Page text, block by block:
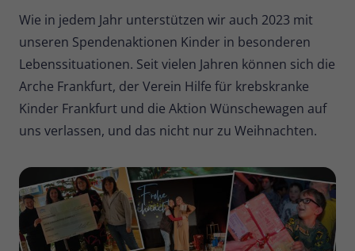
Wie in jedem Jahr unterstützen wir auch 2023 mit
unseren Spendenaktionen Kinder in besonderen
Lebenssituationen. Seit vielen Jahren können sich die
Arche Frankfurt, der Verein Hilfe für krebskranke
Kinder Frankfurt und die Aktion Wünschewagen auf
uns verlassen, und das nicht nur zu Weihnachten.